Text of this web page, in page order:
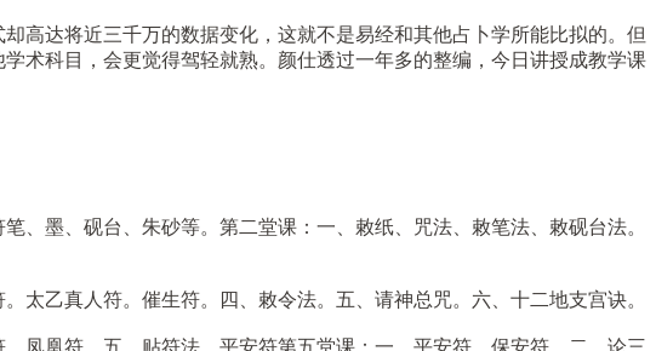
高达将近三千万的数据变化，这就不是易经和其他占卜学所能比拟的。但
术科目，会更觉得驾轻就熟。颜仕透过一年多的整编，今日讲授成教学课
、墨、砚台、朱砂等。第二堂课：一、敕纸、咒法、敕笔法、敕砚台法。
太乙真人符。催生符。四、敕令法。五、请神总咒。六、十二地支宫诀。
凤凰符。五、贴符法。平安符第五堂课：一、平安符、保安符。二、论三